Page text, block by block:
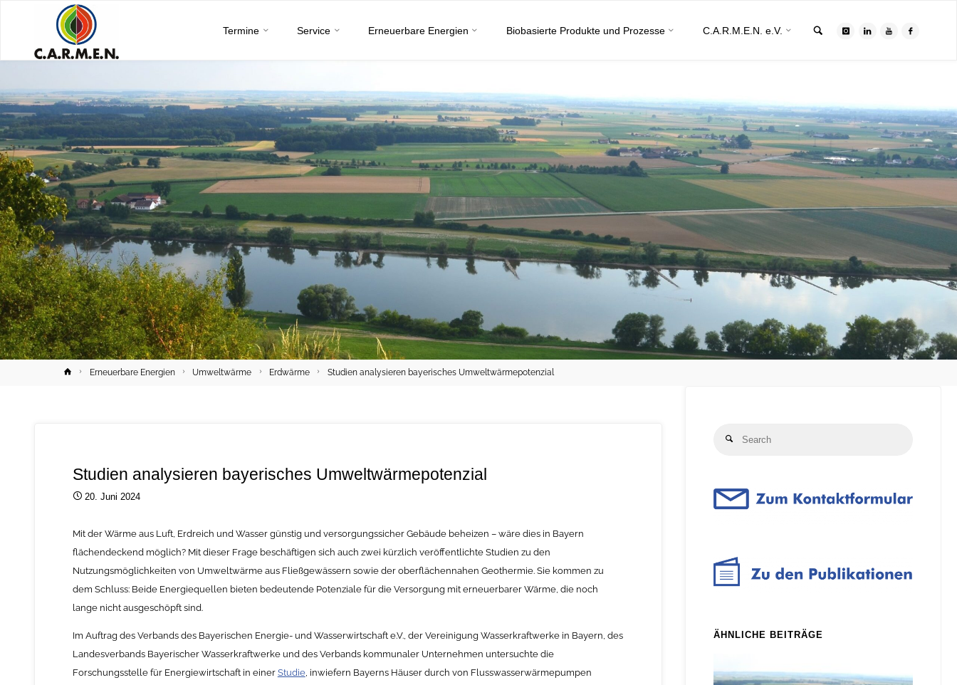
Termine Service Erneuerbare Energien Biobasierte Produkte und Prozesse C.A.R.M.E.N. e.V.
HomeErneuerbare Energien Umweltwärme Erdwärme Studien analysieren bayerisches Umweltwärmepotenzial
Studien analysieren bayerisches Umweltwärmepotenzial
20. Juni 2024
Mit der Wärme aus Luft, Erdreich und Wasser günstig und versorgungssicher Gebäude beheizen – wäre dies in Bayern
flächendeckend möglich? Mit dieser Frage beschäftigen sich auch zwei kürzlich veröffentlichte Studien zu den
Nutzungsmöglichkeiten von Umweltwärme aus Fließgewässern sowie der oberflächennahen Geothermie. Sie kommen zu
dem Schluss: Beide Energiequellen bieten bedeutende Potenziale für die Versorgung mit erneuerbarer Wärme, die noch
lange nicht ausgeschöpft sind.
Im Auftrag des Verbands des Bayerischen Energie- und Wasserwirtschaft e.V., der Vereinigung Wasserkraftwerke in Bayern, des
Landesverbands Bayerischer Wasserkraftwerke und des Verbands kommunaler Unternehmen untersuchte die
Forschungsstelle für Energiewirtschaft in einer Studie, inwiefern Bayerns Häuser durch von Flusswasserwärmepumpen
Search
ÄHNLICHE BEITRÄGE